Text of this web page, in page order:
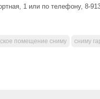
1 или по телефону, 8-
помещение сниму сниму